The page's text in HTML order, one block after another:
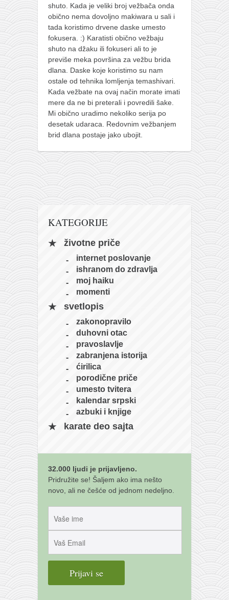
moje beleške
istorija karatea
bubishi
kihon
naihanchi
kushanku
passai
temashiwari
kobudo
nunchaku
bo
tonfa
sai
timbei rochin
tsunami dojo
program
snimci nastupa
galerija kluba
članarina
besplatna e-knjiga
termini treninga
moja priča
fotke
shuto. Kada je veliki broj vežbača onda
obično nema dovoljno makiwara u sali i
tada koristimo drvene daske umesto
fokusera. :) Karatisti obično vežbaju
shuto na džaku ili fokuseri ali to je
previše meka površina za vežbu brida
dlana. Daske koje koristimo su nam
ostale od tehnika lomljenja temashivari.
Kada vežbate na ovaj način morate imati
mere da ne bi preterali i povredili šake.
Mi obično uradimo nekoliko serija po
desetak udaraca. Redovnim vežbanjem
brid dlana postaje jako ubojit.
KATEGORIJE
životne priče
internet poslovanje
ishranom do zdravlja
moj haiku
momenti
svetlopis
zakonopravilo
duhovni otac
pravoslavlje
zabranjena istorija
ćirilica
porodične priče
umesto tvitera
kalendar srpski
azbuki i knjige
karate deo sajta
32.000 ljudi je prijavljeno.
Pridružite se! Šaljem ako ima nešto
novo, ali ne češće od jednom nedeljno.